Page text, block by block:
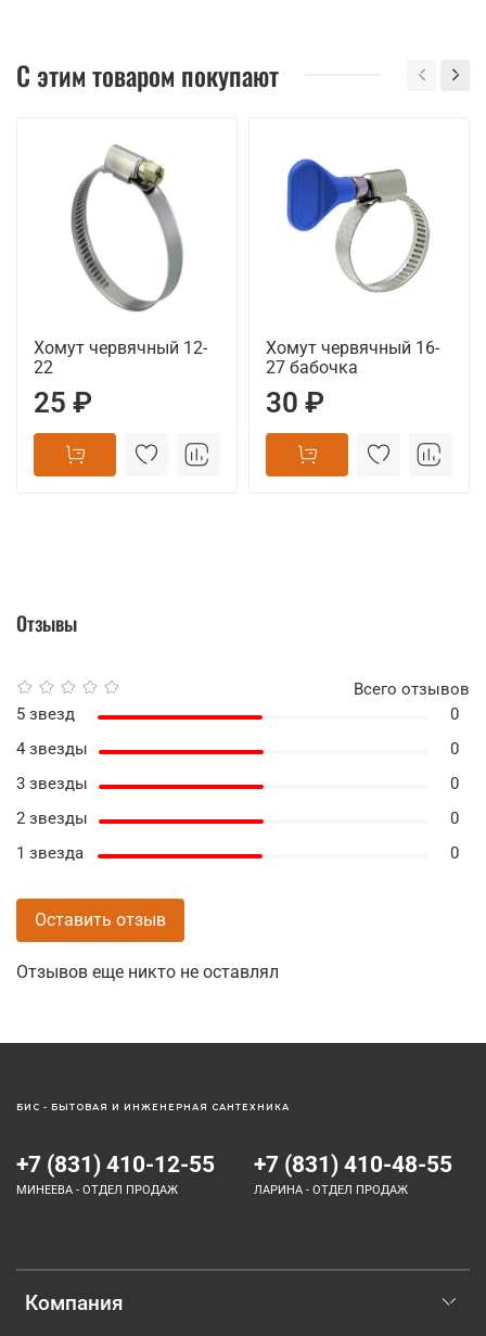
С этим товаром покупают
Хомут червячный 12-
22
25 ₽
Хомут червячный 16-
27 бабочка
30 ₽
Отзывы
Отзывов еще никто не оставлял
Всего отзывов
5 звезд
0
4 звезды
0
3 звезды
0
2 звезды
0
1 звезда
0
Оставить отзыв
Компания
+7 (831) 410-12-55
МИНЕЕВА - ОТДЕЛ ПРОДАЖ
+7 (831) 410-48-55
ЛАРИНА - ОТДЕЛ ПРОДАЖ
БИС - БЫТОВАЯ И ИНЖЕНЕРНАЯ САНТЕХНИКА